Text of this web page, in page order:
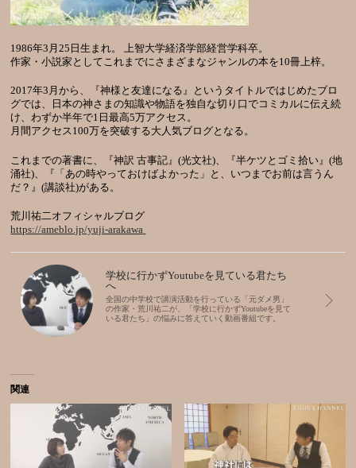
1986年3月25日生まれ。 上智大学経済学部経営学科卒。
作家・小説家としてこれまでにさまざまなジャンルの本を10冊上梓。
2017年3月から、『神様と友達になる』というタイトルではじめたブロ
グでは、日本の神さまの知識や物語を独自な切り口でコミカルに伝え続
け、わずか半年で1日最高5万アクセス。
月間アクセス100万を突破する大人気ブログとなる。
これまでの著書に、『神訳 古事記』(光文社)、『半ケツとゴミ拾い』(地
涌社)、『「あの時やっておけばよかった」と、いつまでお前は言うん
だ？』(講談社)がある。
荒川祐二オフィシャルブログ
https://ameblo.jp/yuji-arakawa
学校に行かずYoutubeを見ている君たち
へ
全国の中学校で講演活動を行っている「元ダメ男」
の作家・荒川祐二が、「学校に行かずYoutubeを見て
いる君たち」の悩みに答えていく動画番組です。
関連